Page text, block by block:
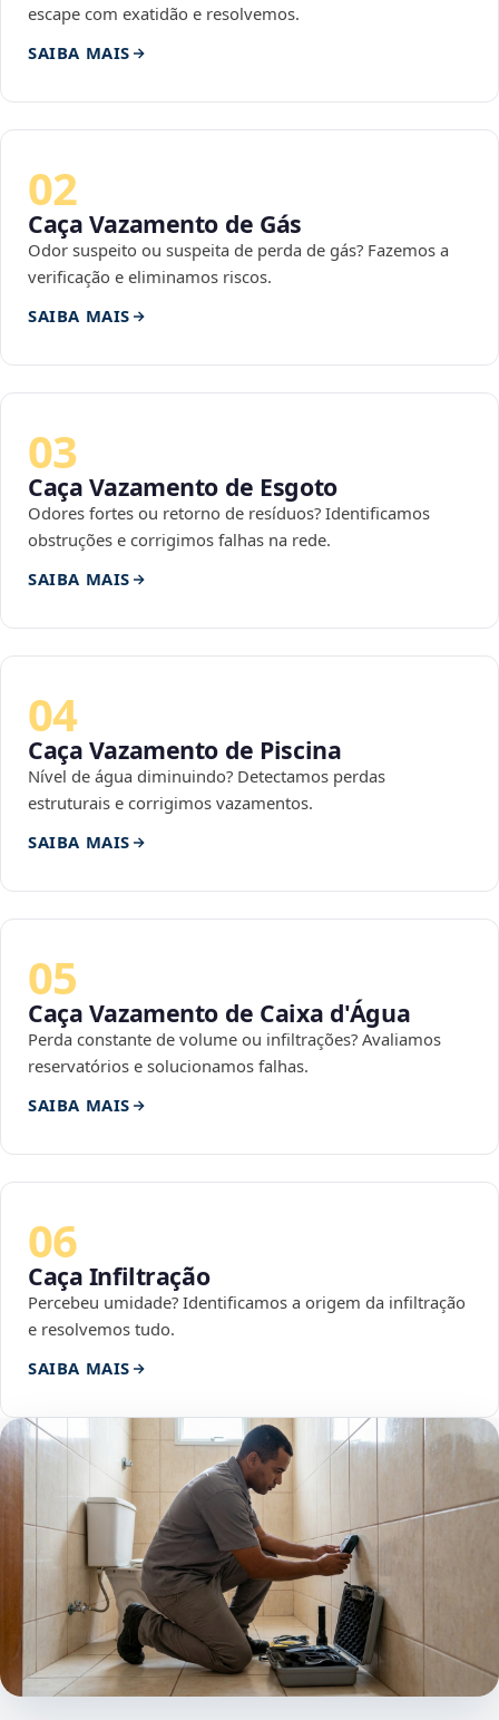
escape com exatidão e resolvemos.
SAIBA MAIS
02
Caça Vazamento de Gás
Odor suspeito ou suspeita de perda de gás? Fazemos a
verificação e eliminamos riscos.
SAIBA MAIS
03
Caça Vazamento de Esgoto
Odores fortes ou retorno de resíduos? Identificamos
obstruções e corrigimos falhas na rede.
SAIBA MAIS
04
Caça Vazamento de Piscina
Nível de água diminuindo? Detectamos perdas
estruturais e corrigimos vazamentos.
SAIBA MAIS
05
Caça Vazamento de Caixa d'Água
Perda constante de volume ou infiltrações? Avaliamos
reservatórios e solucionamos falhas.
SAIBA MAIS
06
Caça Infiltração
Percebeu umidade? Identificamos a origem da infiltração
e resolvemos tudo.
SAIBA MAIS